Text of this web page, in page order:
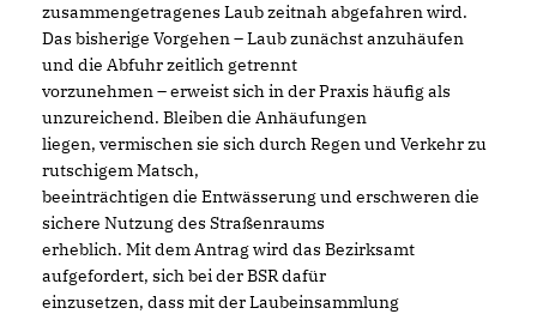
zusammengetragenes Laub zeitnah abgefahren wird.
Das bisherige Vorgehen – Laub zunächst anzuhäufen
und die Abfuhr zeitlich getrennt
vorzunehmen – erweist sich in der Praxis häufig als
unzureichend. Bleiben die Anhäufungen
liegen, vermischen sie sich durch Regen und Verkehr zu
rutschigem Matsch,
beeinträchtigen die Entwässerung und erschweren die
sichere Nutzung des Straßenraums
erheblich. Mit dem Antrag wird das Bezirksamt
aufgefordert, sich bei der BSR dafür
einzusetzen, dass mit der Laubeinsammlung